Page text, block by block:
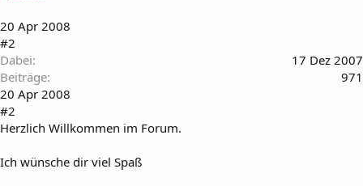
20 Apr 2008
#2
Dabei
17 Dez 2007
Beiträge
971
20 Apr 2008
#2
Herzlich Willkommen im Forum.
Ich wünsche dir viel Spaß